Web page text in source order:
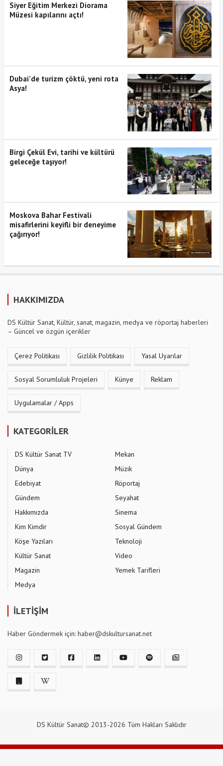
Siyer Eğitim Merkezi Diorama
Müzesi kapılarını açtı!
Dubai’de turizm çöktü, yeni rota
Asya!
Birgi Çekül Evi, tarihi ve kültürü
geleceğe taşıyor!
Moskova Bahar Festivali
misafirlerini keyifli bir deneyime
çağırıyor!
HAKKIMIZDA
DS Kültür Sanat, Kültür, sanat, magazin, medya ve röportaj haberleri
– Güncel ve özgün içerikler
Çerez Politikası Gizlilik Politikası Yasal Uyarılar
Sosyal Sorumluluk Projeleri Künye Reklam
Uygulamalar / Apps
KATEGORİLER
DS Kültür Sanat TV
Dünya
Edebiyat
Gündem
Hakkımızda
Kim Kimdir
Köşe Yazıları
Kültür Sanat
Magazin
Medya
Mekan
Müzik
Röportaj
Seyahat
Sinema
Sosyal Gündem
Teknoloji
Video
Yemek Tarifleri
İLETİŞİM
Haber Göndermek için: haber@dskultursanat.net
DS Kültür Sanat© 2013-2026 Tüm Hakları Saklıdır